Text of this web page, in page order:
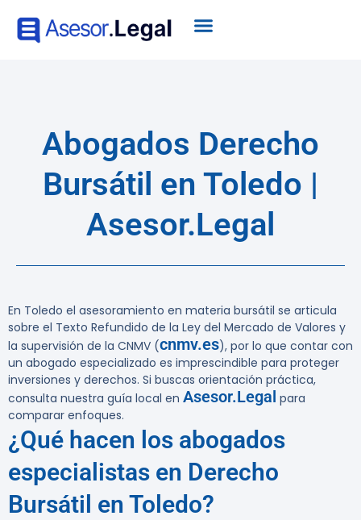
Abogados Derecho
Bursátil en Toledo |
Asesor.Legal
En Toledo el asesoramiento en materia bursátil se articula
sobre el Texto Refundido de la Ley del Mercado de Valores y
la supervisión de la CNMV (cnmv.es), por lo que contar con
un abogado especializado es imprescindible para proteger
inversiones y derechos. Si buscas orientación práctica,
consulta nuestra guía local en Asesor.Legal para
comparar enfoques.
¿Qué hacen los abogados
especialistas en Derecho
Bursátil en Toledo?